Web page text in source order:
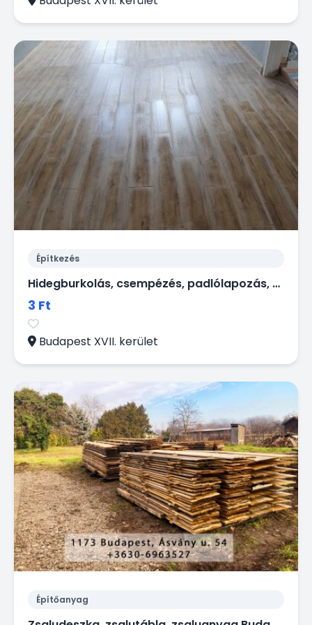
Építkezés
Hidegburkolás, csempézés, padlólapozás, hidegburkolat javítása
3 Ft
Budapest XVII. kerület
Építőanyag